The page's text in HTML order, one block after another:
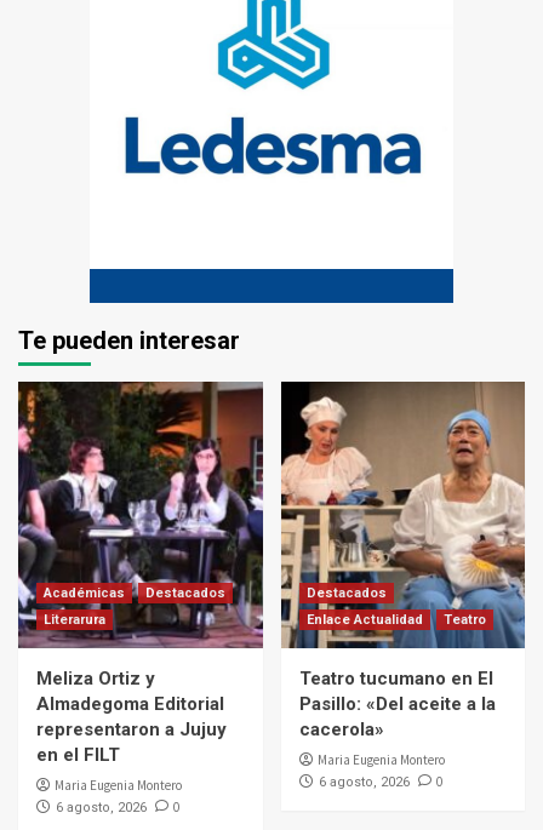
Te pueden interesar
Académicas
Destacados
Literarura
Meliza Ortiz y
Almadegoma Editorial
representaron a Jujuy
en el FILT
Maria Eugenia Montero
6 agosto, 2026 0
Destacados
Enlace Actualidad
Teatro
Teatro tucumano en El
Pasillo: «Del aceite a la
cacerola»
Maria Eugenia Montero
6 agosto, 2026 0